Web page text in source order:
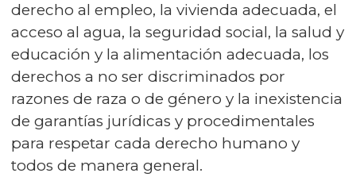
derecho al empleo, la vivienda adecuada, el
acceso al agua, la seguridad social, la salud y
educación y la alimentación adecuada, los
derechos a no ser discriminados por
razones de raza o de género y la inexistencia
de garantías jurídicas y procedimentales
para respetar cada derecho humano y
todos de manera general.